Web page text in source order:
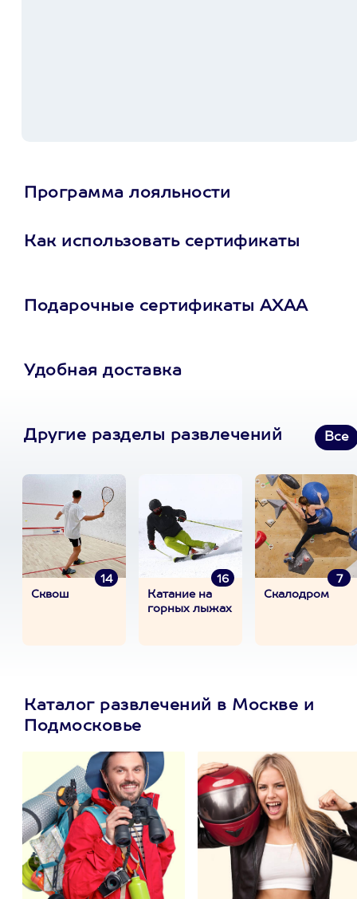
Программа лояльности
Как использовать сертификаты
Подарочные сертификаты АХАА
Удобная доставка
Другие разделы развлечений Все
14
Сквош
16
Катание на
горных лыжах
7
Скалодром
Каталог развлечений в Москве и
Подмосковье